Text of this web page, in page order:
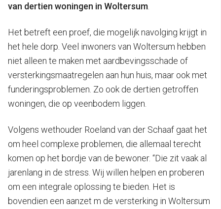
van dertien woningen in Woltersum
Het betreft een proef, die mogelijk navolging krijgt in
het hele dorp. Veel inwoners van Woltersum hebben
niet alleen te maken met aardbevingsschade of
versterkingsmaatregelen aan hun huis, maar ook met
funderingsproblemen. Zo ook de dertien getroffen
woningen, die op veenbodem liggen.
Volgens wethouder Roeland van der Schaaf gaat het
om heel complexe problemen, die allemaal terecht
komen op het bordje van de bewoner. “Die zit vaak al
jarenlang in de stress. Wij willen helpen en proberen
om een integrale oplossing te bieden. Het is
bovendien een aanzet m de versterking in Woltersum